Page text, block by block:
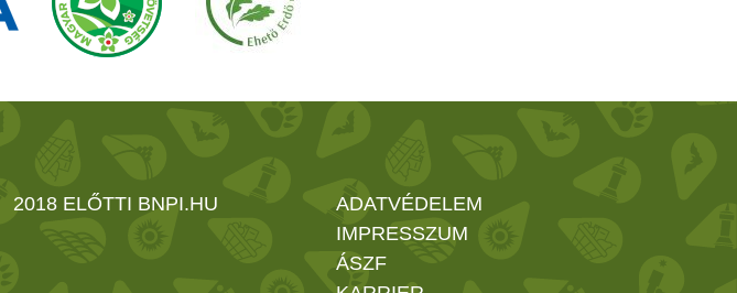
2018 ELŐTTI BNPI.HU
ADATVÉDELEM
IMPRESSZUM
ÁSZF